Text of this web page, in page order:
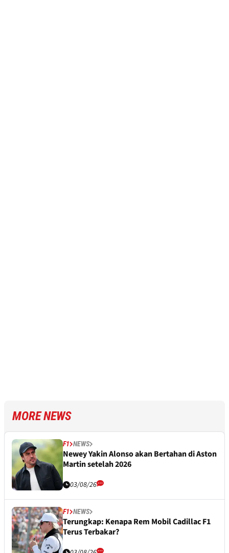
MORE NEWS
F1 NEWS
Newey Yakin Alonso akan Bertahan di Aston
Martin setelah 2026
03/08/26
F1 NEWS
Terungkap: Kenapa Rem Mobil Cadillac F1
Terus Terbakar?